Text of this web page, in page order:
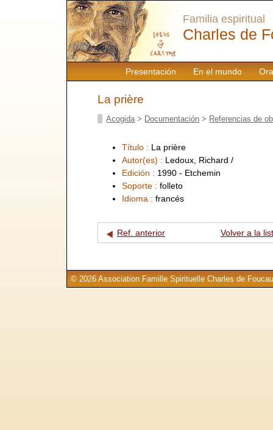
Presentación En el mundo
Familia espiritual
Charles de
La prière
Acogida > Documentación > Referencias de
Título : La prière
Autor(es) : Ledoux, Richard /
Edición : 1990 - Etchemin
Soporte : folleto
Idioma : francés
Ref. anterior Volver a la
© 2026 Association Famille Spirituelle Charles de